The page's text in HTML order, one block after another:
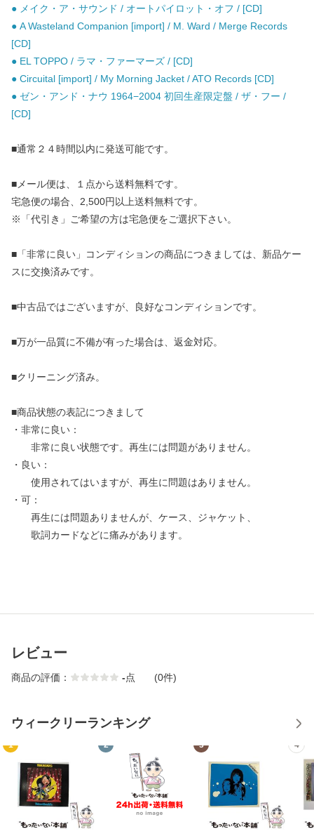
● メイク・ア・サウンド / オートパイロット・オフ / [CD]
● A Wasteland Companion [import] / M. Ward / Merge Records
[CD]
● EL TOPPO / ラマ・ファーマーズ / [CD]
● Circuital [import] / My Morning Jacket / ATO Records [CD]
● ゼン・アンド・ナウ 1964−2004 初回生産限定盤 / ザ・フー /
[CD]
■通常２４時間以内に発送可能です。
■メール便は、１点から送料無料です。
宅急便の場合、2,500円以上送料無料です。
※「代引き」ご希望の方は宅急便をご選択下さい。
■「非常に良い」コンディションの商品につきましては、新品ケー
スに交換済みです。
■中古品ではございますが、良好なコンディションです。
■万が一品質に不備が有った場合は、返金対応。
■クリーニング済み。
■商品状態の表記につきまして
・非常に良い：
非常に良い状態です。再生には問題がありません。
・良い：
使用されてはいますが、再生に問題はありません。
・可：
再生には問題ありませんが、ケース、ジャケット、
歌詞カードなどに痛みがあります。
レビュー
商品の評価： -点 (0件)
ウィークリーランキング
1 2 3 4